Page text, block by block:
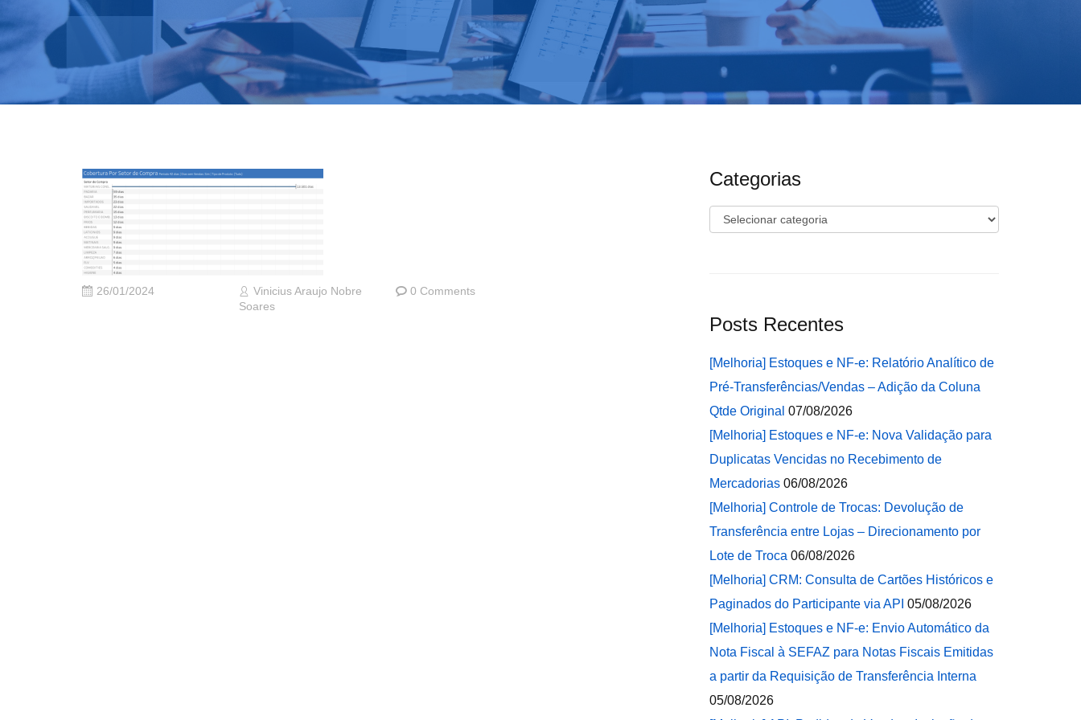
26/01/2024
Vinicius Araujo Nobre
Soares
0 Comments
Categorias
Categorias
Posts Recentes
[Melhoria] Estoques e NF-e: Relatório Analítico de
Pré-Transferências/Vendas – Adição da Coluna
Qtde Original 07/08/2026
[Melhoria] Estoques e NF-e: Nova Validação para
Duplicatas Vencidas no Recebimento de
Mercadorias 06/08/2026
[Melhoria] Controle de Trocas: Devolução de
Transferência entre Lojas – Direcionamento por
Lote de Troca 06/08/2026
[Melhoria] CRM: Consulta de Cartões Históricos e
Paginados do Participante via API 05/08/2026
[Melhoria] Estoques e NF-e: Envio Automático da
Nota Fiscal à SEFAZ para Notas Fiscais Emitidas
a partir da Requisição de Transferência Interna
05/08/2026